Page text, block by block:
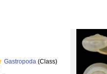
Gastropoda (Class)